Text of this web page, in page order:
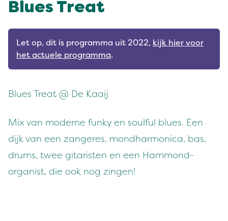
Blues Treat
Let op, dit is programma uit 2022, kijk hier voor
het actuele programma.
Blues Treat @ De Kaaij
Mix van moderne funky en soulful blues. Een
dijk van een zangeres, mondharmonica, bas,
drums, twee gitaristen en een Hammond-
organist, die ook nog zingen!